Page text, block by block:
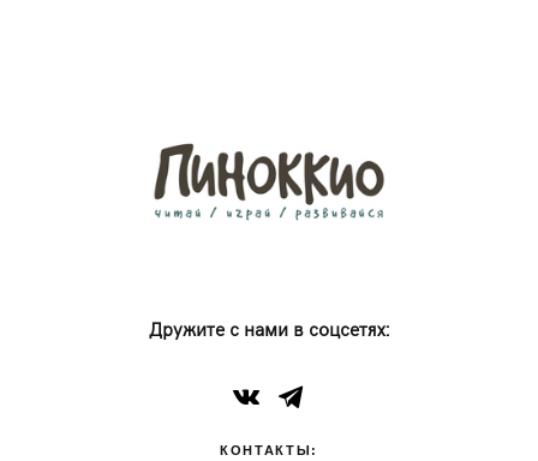
Дружите с нами в соцсетях:
КОНТАКТЫ: